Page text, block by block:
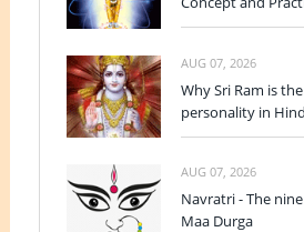
AUG 07, 2026
Why Sri Ram is
personality in
AUG 07, 2026
Navratri - The
Maa Durga